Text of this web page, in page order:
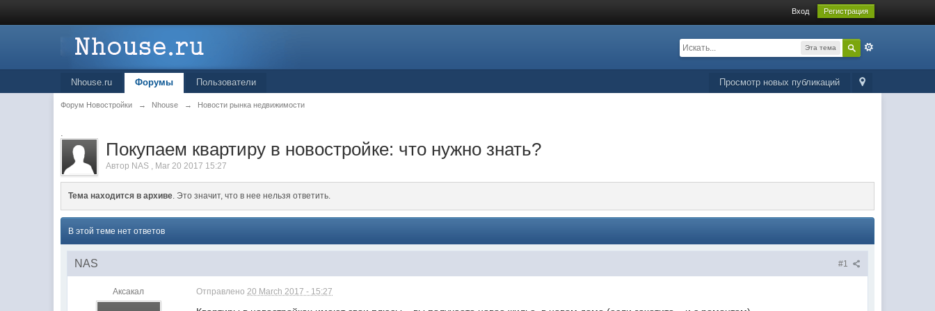
Вход Регистрация
Эта тема
Просмотр новых публикаций
Nhouse.ru Форумы Пользователи
Форум Новостройки → Nhouse → Новости рынка недвижимости
.
Покупаем квартиру в новостройке: что нужно знать?
Автор NAS , Mar 20 2017 15:27
Тема находится в архиве. Это значит, что в нее нельзя ответить.
В этой теме нет ответов
#1
NAS
Аксакал Отправлено20 March 2017 - 15:27